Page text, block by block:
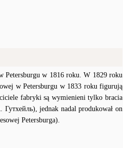
Petersburgu w 1816 roku. W 1829 roku
w Petersburgu w 1833 roku figurują
fabryki są wymienieni tylko bracia
jednak nadal produkował on
Petersburga).